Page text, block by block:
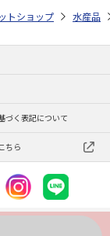
ゆうゆうギフト
トショップ 水産品
づく表記について
ちら